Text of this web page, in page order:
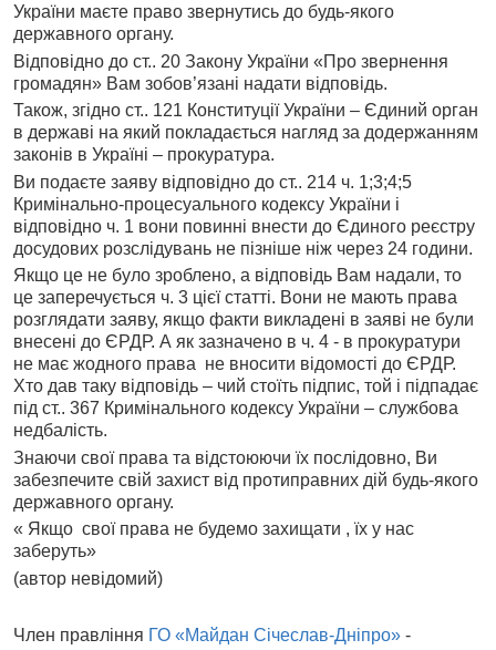
України маєте право звернутись до будь-якого
державного органу.
Відповідно до ст.. 20 Закону України «Про звернення
громадян» Вам зобов’язані надати відповідь.
Також, згідно ст.. 121 Конституції України – Єдиний орган
в державі на який покладається нагляд за додержанням
законів в Україні – прокуратура.
Ви подаєте заяву відповідно до ст.. 214 ч. 1;3;4;5
Кримінально-процесуального кодексу України і
відповідно ч. 1 вони повинні внести до Єдиного реєстру
досудових розслідувань не пізніше ніж через 24 години.
Якщо це не було зроблено, а відповідь Вам надали, то
це заперечується ч. 3 цієї статті. Вони не мають права
розглядати заяву, якщо факти викладені в заяві не були
внесені до ЄРДР. А як зазначено в ч. 4 - в прокуратури
не має жодного права не вносити відомості до ЄРДР.
Хто дав таку відповідь – чий стоїть підпис, той і підпадає
під ст.. 367 Кримінального кодексу України – службова
недбалість.
Знаючи свої права та відстоюючи їх послідовно, Ви
забезпечите свій захист від протиправних дій будь-якого
державного органу.
« Якщо свої права не будемо захищати , їх у нас
заберуть»
(автор невідомий)
Член правління ГО «Майдан Січеслав-Дніпро» -